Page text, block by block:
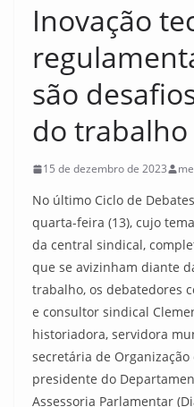
Inovação
são
do trabalho
15 de dezembro de 2023
No último Ciclo de
quarta-feira (13), cujo
da central sindical,
que se avizinham diante
trabalho, os debatedores
e consultor sindical
historiadora, servidora
secretária de Organização
presidente do
Assessoria Parlamentar